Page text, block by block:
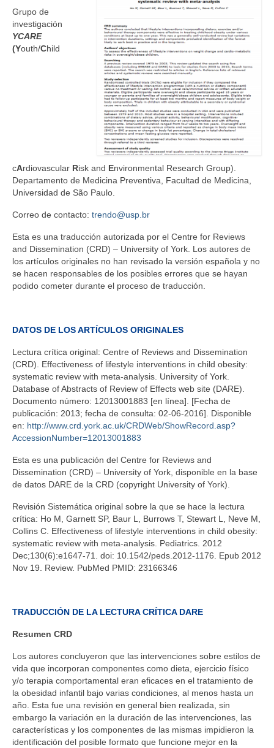
META-INVESTIGACIÓN
BLOG
Grupo de
investigación
YCARE
(Youth/Child
cArdiovascular Risk and Environmental Research Group).
Departamento de Medicina Preventiva, Facultad de Medicina,
Universidad de São Paulo.
Correo de contacto: trendo@usp.br
Esta es una traducción autorizada por el Centre for Reviews
and Dissemination (CRD) – University of York. Los autores de
los artículos originales no han revisado la versión española y no
se hacen responsables de los posibles errores que se hayan
podido cometer durante el proceso de traducción.
DATOS DE LOS ARTÍCULOS ORIGINALES
Lectura crítica original: Centre of Reviews and Dissemination
(CRD). Effectiveness of lifestyle interventions in child obesity:
systematic review with meta-analysis. University of York.
Database of Abstracts of Review of Effects web site (DARE).
Documento número: 12013001883 [en línea]. [Fecha de
publicación: 2013; fecha de consulta: 02-06-2016]. Disponible
en: http://www.crd.york.ac.uk/CRDWeb/ShowRecord.asp?
AccessionNumber=12013001883
Esta es una publicación del Centre for Reviews and
Dissemination (CRD) – University of York, disponible en la base
de datos DARE de la CRD (copyright University of York).
Revisión Sistemática original sobre la que se hace la lectura
crítica: Ho M, Garnett SP, Baur L, Burrows T, Stewart L, Neve M,
Collins C. Effectiveness of lifestyle interventions in child obesity:
systematic review with meta-analysis. Pediatrics. 2012
Dec;130(6):e1647-71. doi: 10.1542/peds.2012-1176. Epub 2012
Nov 19. Review. PubMed PMID: 23166346
TRADUCCIÓN DE LA LECTURA CRÍTICA DARE
Resumen CRD
Los autores concluyeron que las intervenciones sobre estilos de
vida que incorporan componentes como dieta, ejercicio físico
y/o terapia comportamental eran eficaces en el tratamiento de
la obesidad infantil bajo varias condiciones, al menos hasta un
año. Esta fue una revisión en general bien realizada, sin
embargo la variación en la duración de las intervenciones, las
características y los componentes de las mismas impidieron la
identificación del posible formato que funcione mejor en la